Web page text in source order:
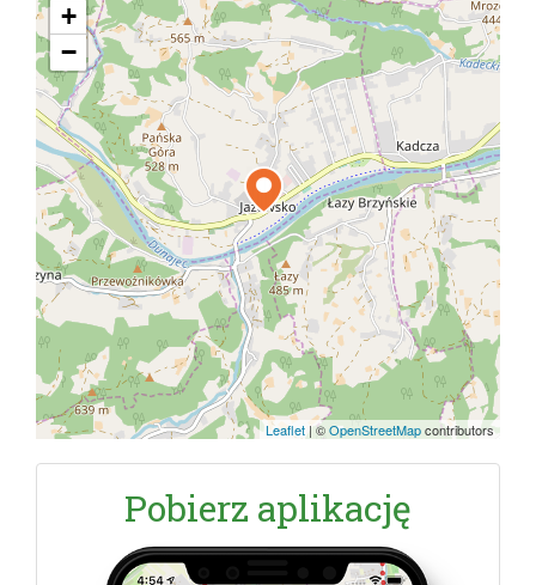
+
−
Leaflet | ©OpenStreetMapcontributors
Pobierz aplikację